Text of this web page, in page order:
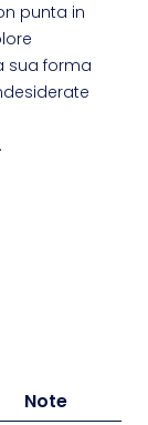
punta in
sua forma
Note